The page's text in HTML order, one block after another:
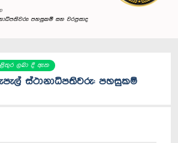
පහසුකම් සහ වරප්‍රසාද
ලබා දී ඇත
තැපැල් ස්ථානාධිපතිවරු: පහසුකම්